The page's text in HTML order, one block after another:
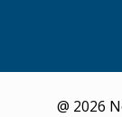
@ 2026